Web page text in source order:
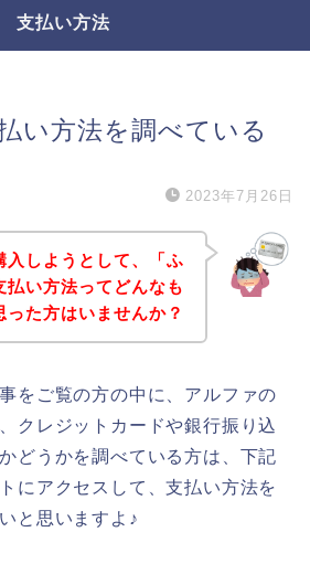
支払い方法
い方法を調べている
2023年7月26日
入しようとして、「ふ
払い方法ってどんなも
た方はいませんか？
をご覧の方の中に、アルファの
クレジットカードや銀行振り込
どうかを調べている方は、下記
にアクセスして、支払い方法を
と思いますよ♪